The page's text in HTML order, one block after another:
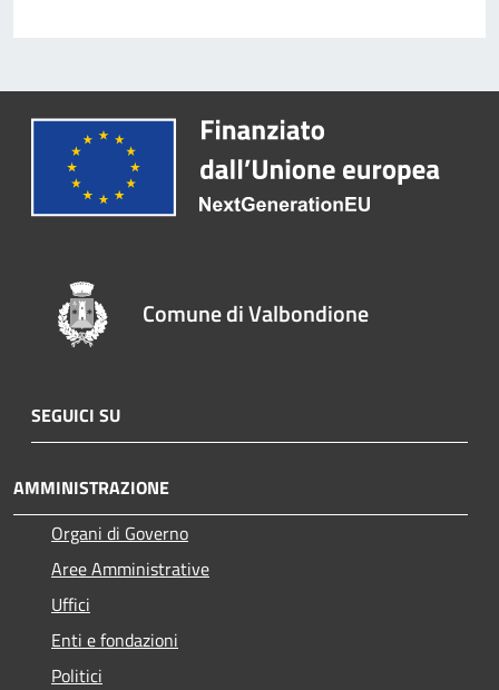
Comune di Valbondione
SEGUICI SU
AMMINISTRAZIONE
Organi di Governo
Aree Amministrative
Uffici
Enti e fondazioni
Politici